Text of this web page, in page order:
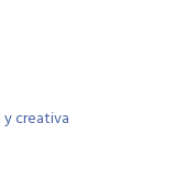
creativa